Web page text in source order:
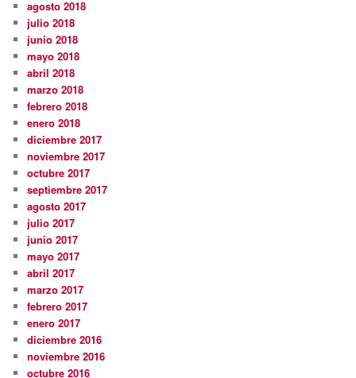
agosto 2018
julio 2018
junio 2018
mayo 2018
abril 2018
marzo 2018
febrero 2018
enero 2018
diciembre 2017
noviembre 2017
octubre 2017
septiembre 2017
agosto 2017
julio 2017
junio 2017
mayo 2017
abril 2017
marzo 2017
febrero 2017
enero 2017
diciembre 2016
noviembre 2016
octubre 2016